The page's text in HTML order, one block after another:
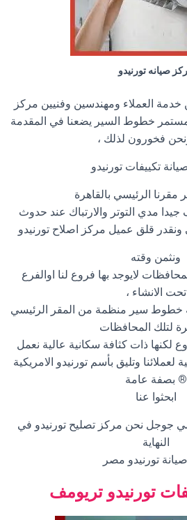
صيانه تورنيدو
خدمة العملاء ومهندسين وفنيين مركز
خطوط السير يضعنا في المقدمة
فخورون لذلك ،
تكييفات تورنيدو
مقرنا الرئيسي بالقاهرة
مدي التوتر والارتباك عند حدوث
قلق عميل مركز اصلاح تورنيدو
ونثمن وقته
لايوجد بها فروع لنا اوالفرع
تحت الانشاء ،
خطوط سير منظمة من المقر الرئيسي
لتلك المحافظات
لكنها ذات كثافة سكانية عالية نعمل
وتليق بأسم تورنيدو الامريكية
® بصفة عامة
ابحثوا عنا
جوجل نحن مركز تصليح تورنيدو في
النهاية
تورنيدو مصر
تورنيدو تريومف